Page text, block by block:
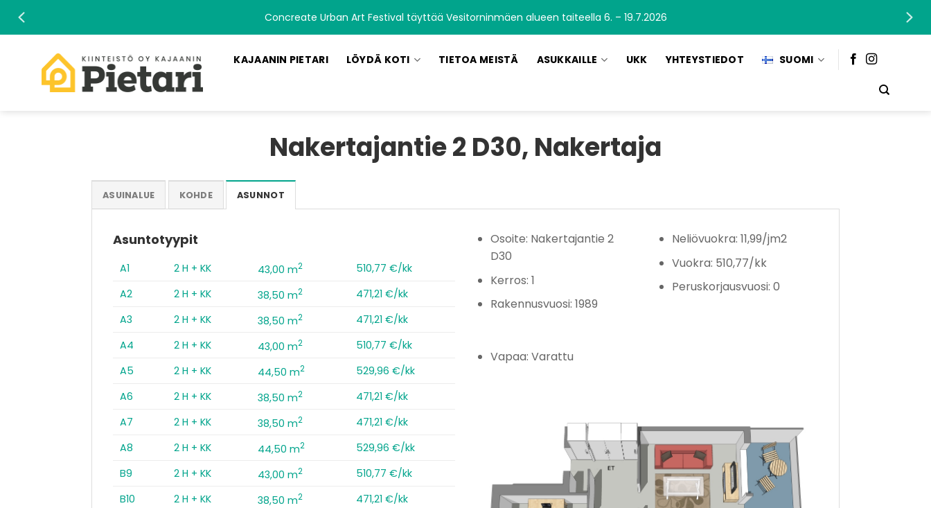
Concreate Urban Art Festival täyttää Vesitorninmäen alueen taiteella 6. – 19.7.2026
KAJAANIN PIETARI LÖYDÄ KOTI TIETOA MEISTÄ ASUKKAILLE UKK YHTEYSTIEDOT SUOMI
Nakertajantie 2 D30, Nakertaja
ASUINALUE KOHDE ASUNNOT
Asuntotyypit
A1 2 H + KK 43,00 m2
510,77 €/kk
A2
2 H + KK 38,50 m2
471,21 €/kk
A3
2 H + KK 38,50 m2
471,21 €/kk
A4
2 H + KK 43,00 m2
510,77 €/kk
A5
2 H + KK 44,50 m2
529,96 €/kk
A6
2 H + KK 38,50 m2
471,21 €/kk
A7
2 H + KK 38,50 m2
471,21 €/kk
A8
2 H + KK 44,50 m2
529,96 €/kk
B9
2 H + KK 43,00 m2
510,77 €/kk
B10
2 H + KK 38,50 m2
471,21 €/kk
Osoite: Nakertajantie 2
D30
Kerros: 1
Rakennusvuosi: 1989
Neliövuokra: 11,99/jm2
Vuokra: 510,77/kk
Peruskorjausvuosi: 0
Vapaa: Varattu